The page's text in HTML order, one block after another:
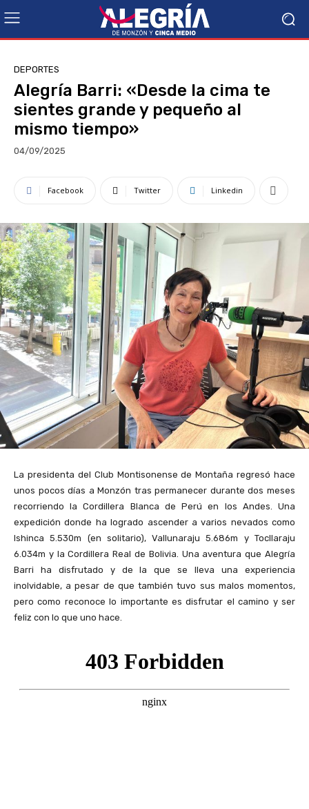
DEPORTES
Alegría Barri: «Desde la cima te
sientes grande y pequeño al
mismo tiempo»
04/09/2025
Facebook Twitter Linkedin
La presidenta del Club Montisonense de Montaña regresó hace
unos pocos días a Monzón tras permanecer durante dos meses
recorriendo la Cordillera Blanca de Perú en los Andes. Una
expedición donde ha logrado ascender a varios nevados como
Ishinca 5.530m (en solitario), Vallunaraju 5.686m y Tocllaraju
6.034m y la Cordillera Real de Bolivia. Una aventura que Alegría
Barri ha disfrutado y de la que se lleva una experiencia
inolvidable, a pesar de que también tuvo sus malos momentos,
pero como reconoce lo importante es disfrutar el camino y ser
feliz con lo que uno hace.